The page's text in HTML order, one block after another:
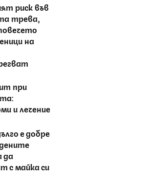
риск във
трева,
на
при
и лечение
е добре
да
с майка си